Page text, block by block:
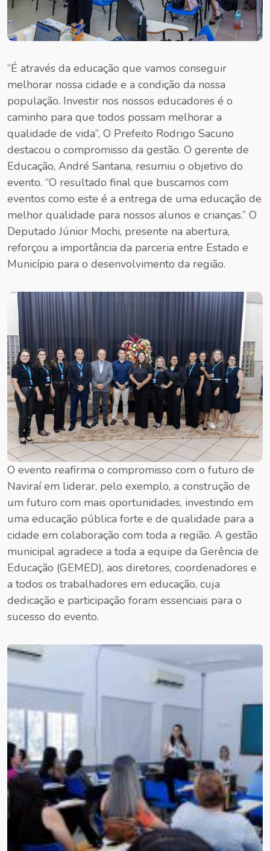
“É através da educação que vamos conseguir
melhorar nossa cidade e a condição da nossa
população. Investir nos nossos educadores é o
caminho para que todos possam melhorar a
qualidade de vida”, O Prefeito Rodrigo Sacuno
destacou o compromisso da gestão. O gerente de
Educação, André Santana, resumiu o objetivo do
evento. “O resultado final que buscamos com
eventos como este é a entrega de uma educação de
melhor qualidade para nossos alunos e crianças.” O
Deputado Júnior Mochi, presente na abertura,
reforçou a importância da parceria entre Estado e
Município para o desenvolvimento da região.
O evento reafirma o compromisso com o futuro de
Naviraí em liderar, pelo exemplo, a construção de
um futuro com mais oportunidades, investindo em
uma educação pública forte e de qualidade para a
cidade em colaboração com toda a região. A gestão
municipal agradece a toda a equipe da Gerência de
Educação (GEMED), aos diretores, coordenadores e
a todos os trabalhadores em educação, cuja
dedicação e participação foram essenciais para o
sucesso do evento.